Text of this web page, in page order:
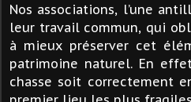
Nos associations, l’une
leur travail commun, qui
à mieux préserver cet
patrimoine naturel. En
chasse soit correctement